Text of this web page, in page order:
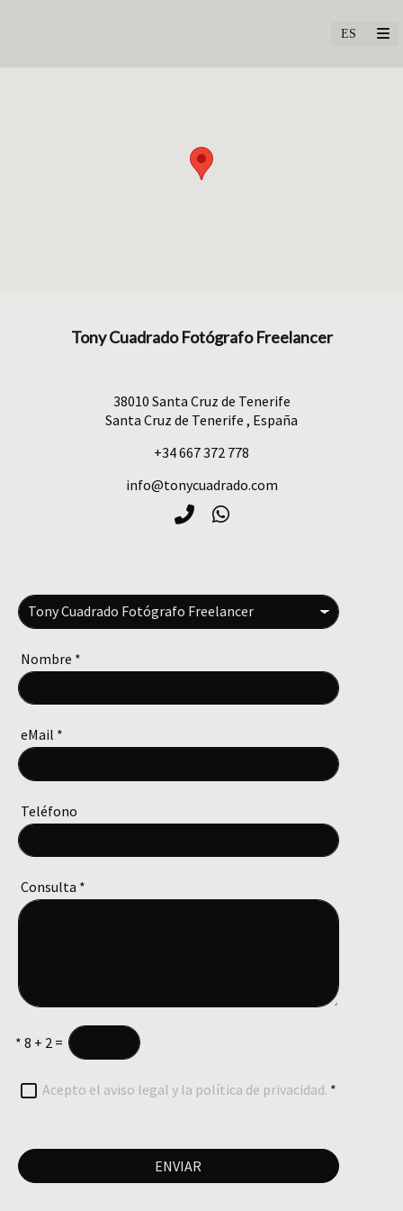
Tony Cuadrado Fotógrafo Freelancer
38010 Santa Cruz de Tenerife
Santa Cruz de Tenerife , España
+34 667 372 778
info@tonycuadrado.com
Nombre *
eMail *
Teléfono
Consulta *
* 8 + 2 =
Acepto el aviso legal y la política de privacidad. *
ENVIAR